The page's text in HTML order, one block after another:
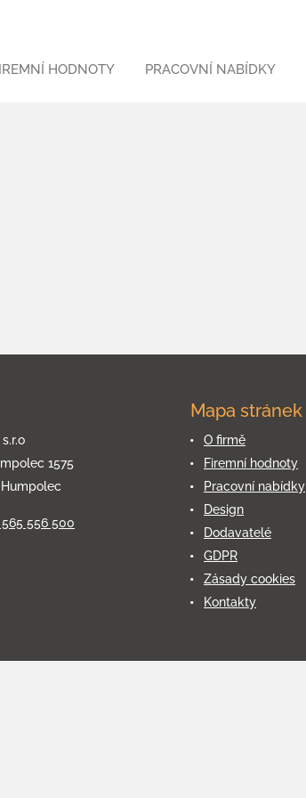
HODNOTY PRACOVNÍ NABÍDKY
1575
565 556 500
Mapa stránek
O firmě
Firemní hodnoty
Pracovní nabídky
Design
Dodavatelé
GDPR
Zásady cookies
Kontakty